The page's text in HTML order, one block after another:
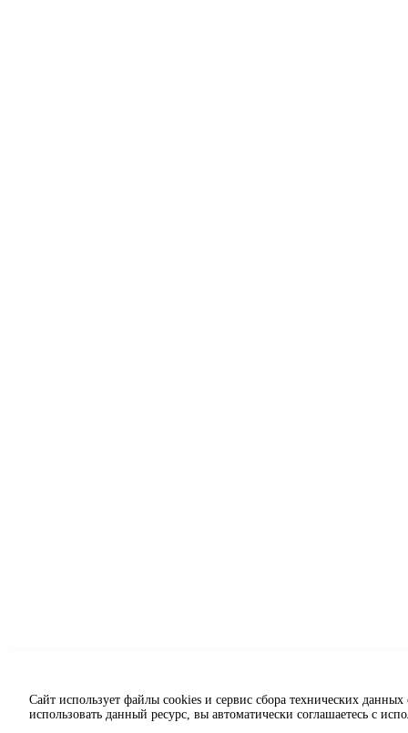
Сайт использует файлы cookies и сервис сбора технических
использовать данный ресурс, вы автоматически соглашаетесь с